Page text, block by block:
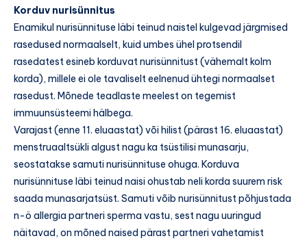
Korduv nurisünnitus
Enamikul nurisünnituse läbi teinud naistel kulgevad järgmised
rasedused normaalselt, kuid umbes ühel protsendil
rasedatest esineb korduvat nurisünnitust (vähemalt kolm
korda), millele ei ole tavaliselt eelnenud ühtegi normaalset
rasedust. Mõnede teadlaste meelest on tegemist
immuunsüsteemi hälbega.
Varajast (enne 11. eluaastat) või hilist (pärast 16. eluaastat)
menstruaaltsükli algust nagu ka tsüstilisi munasarju,
seostatakse samuti nurisünnituse ohuga. Korduva
nurisünnituse läbi teinud naisi ohustab neli korda suurem risk
saada munasarjatsüst. Samuti võib nurisünnitust põhjustada
n-ö allergia partneri sperma vastu, sest nagu uuringud
näitavad, on mõned naised pärast partneri vahetamist